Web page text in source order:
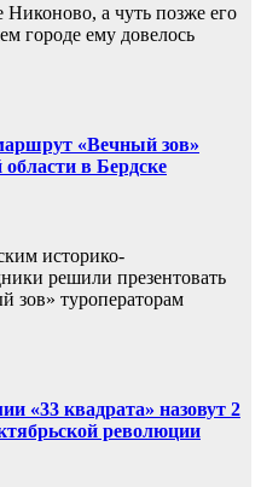
а чуть позже его
городе ему довелось
«Вечный зов»
в Бердске
историко-
решили презентовать
зов» туроператорам
«33 квадрата» назовут 2
революции